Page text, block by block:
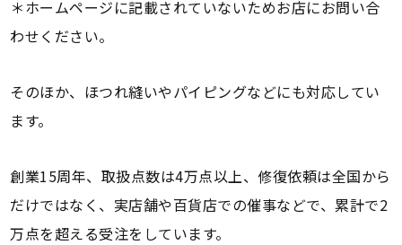
＊ホームページに記載されていないためお店にお問い合
わせください。
そのほか、ほつれ縫いやパイピングなどにも対応してい
ます。
創業15周年、取扱点数は4万点以上、修復依頼は全国から
だけではなく、実店舗や百貨店での催事などで、累計で2
万点を超える受注をしています。